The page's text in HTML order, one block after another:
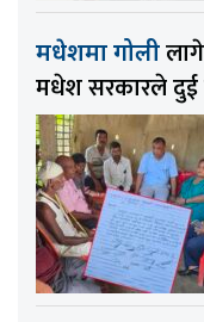
मधेशमा गोली
मधेश सरकारले दुई